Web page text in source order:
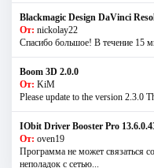
Blackmagic Design DaVinci
От: nickolay22
Спасибо большое! В течение 15
Boom 3D 2.0.0
От: KiM
Please update to the version 2.3.0
IObit Driver Booster Pro
От: oven19
Программа не может связаться
неполадок с сетью...